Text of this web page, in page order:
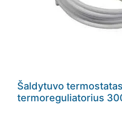
Šaldytuvo
termoreguliatorius